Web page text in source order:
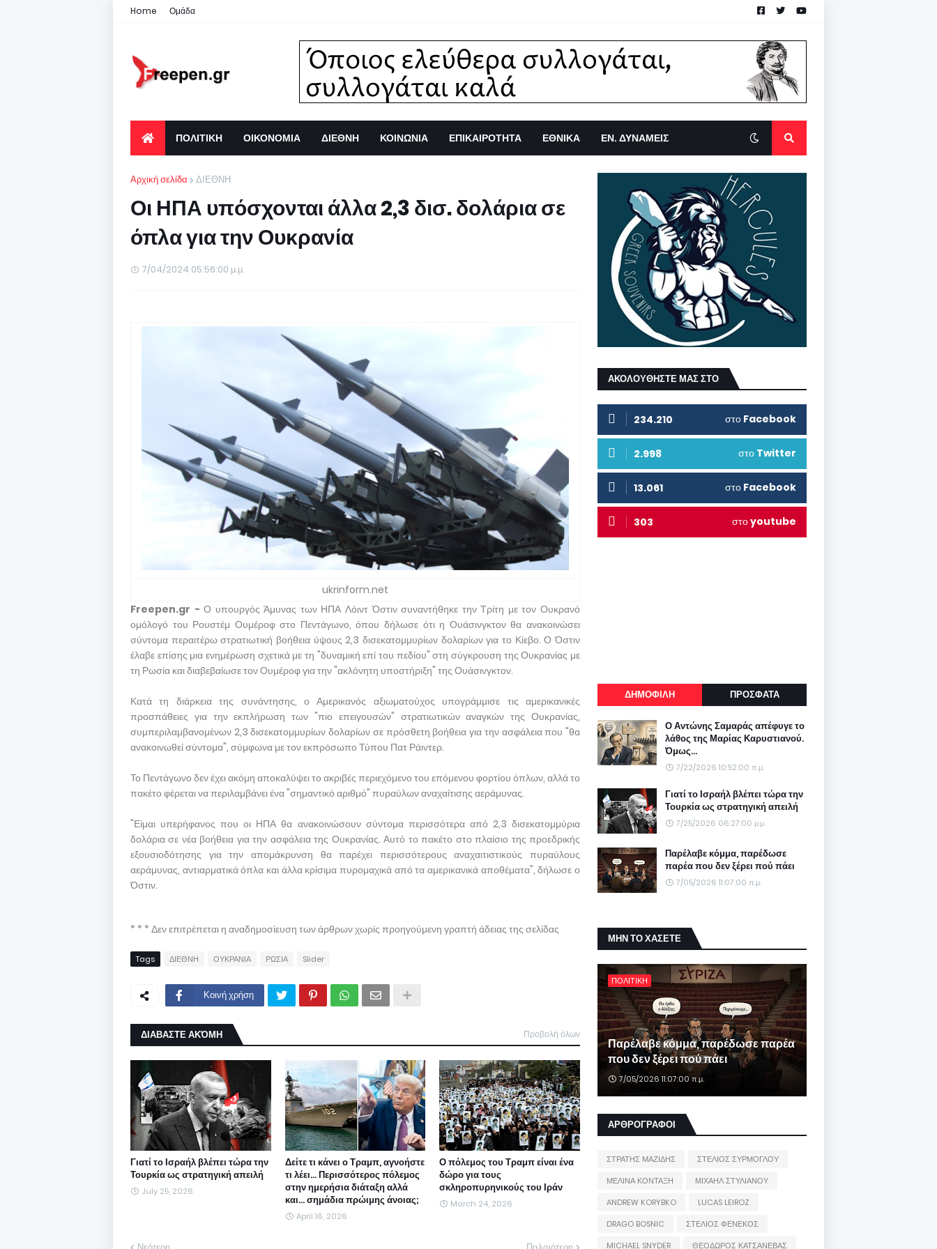
Home Ομάδα
ΠΟΛΙΤΙΚΗ ΟΙΚΟΝΟΜΙΑ ΔΙΕΘΝΗ ΚΟΙΝΩΝΙΑ ΕΠΙΚΑΙΡΟΤΗΤΑ ΕΘΝΙΚΑ ΕΝ. ΔΥΝΑΜΕΙΣ
Αρχική σελίδα ΔΙΕΘΝΗ
Οι ΗΠΑ υπόσχονται άλλα 2,3 δισ. δολάρια σε
όπλα για την Ουκρανία
7/04/2024 05:56:00 μ.μ.
ukrinform.net
Freepen.gr - Ο υπουργός Άμυνας των ΗΠΑ Λόιντ Όστιν συναντήθηκε την Τρίτη με τον Ουκρανό
ομόλογό του Ρουστέμ Ουμέροφ στο Πεντάγωνο, όπου δήλωσε ότι η Ουάσινγκτον θα ανακοινώσει
σύντομα περαιτέρω στρατιωτική βοήθεια ύψους 2,3 δισεκατομμυρίων δολαρίων για το Κίεβο. Ο Όστιν
έλαβε επίσης μια ενημέρωση σχετικά με τη "δυναμική επί του πεδίου" στη σύγκρουση της Ουκρανίας με
τη Ρωσία και διαβεβαίωσε τον Ουμέροφ για την "ακλόνητη υποστήριξη" της Ουάσινγκτον.
Κατά τη διάρκεια της συνάντησης, ο Αμερικανός αξιωματούχος υπογράμμισε τις αμερικανικές
προσπάθειες για την εκπλήρωση των "πιο επειγουσών" στρατιωτικών αναγκών της Ουκρανίας,
συμπεριλαμβανομένων 2,3 δισεκατομμυρίων δολαρίων σε πρόσθετη βοήθεια για την ασφάλεια που "θα
ανακοινωθεί σύντομα", σύμφωνα με τον εκπρόσωπο Τύπου Πατ Ράιντερ.
Το Πεντάγωνο δεν έχει ακόμη αποκαλύψει το ακριβές περιεχόμενο του επόμενου φορτίου όπλων, αλλά το
πακέτο φέρεται να περιλαμβάνει ένα "σημαντικό αριθμό" πυραύλων αναχαίτισης αεράμυνας.
"Είμαι υπερήφανος που οι ΗΠΑ θα ανακοινώσουν σύντομα περισσότερα από 2,3 δισεκατομμύρια
δολάρια σε νέα βοήθεια για την ασφάλεια της Ουκρανίας. Αυτό το πακέτο στο πλαίσιο της προεδρικής
εξουσιοδότησης για την απομάκρυνση θα παρέχει περισσότερους αναχαιτιστικούς πυραύλους
αεράμυνας, αντιαρματικά όπλα και άλλα κρίσιμα πυρομαχικά από τα αμερικανικά αποθέματα", δήλωσε ο
Όστιν.
* * * Δεν επιτρέπεται η αναδημοσίευση των άρθρων χωρίς προηγούμενη γραπτή άδειας της σελίδας
Tags ΔΙΕΘΝΗ ΟΥΚΡΑΝΙΑ ΡΩΣΙΑ Slider
Κοινή χρήση
ΔΙΑΒΑΣΤΕ ΑΚΌΜΗ Προβολή όλων
Γιατί το Ισραήλ βλέπει τώρα την
Τουρκία ως στρατηγική απειλή
July 25, 2026
Δείτε τι κάνει ο Τραμπ, αγνοήστε
τι λέει... Περισσότερος πόλεμος
στην ημερήσια διάταξη αλλά
και... σημάδια πρώιμης άνοιας;
April 16, 2026
Ο πόλεμος του Τραμπ είναι ένα
δώρο για τους
σκληροπυρηνικούς του Ιράν
March 24, 2026
ΑΚΟΛΟΥΘΗΣΤΕ ΜΑΣ ΣΤΟ
234.210 στο Facebook
2.998 στο Twitter
13.061 στο Facebook
303 στοyoutube
ΔΗΜΟΦΙΛΗ ΠΡΟΣΦΑΤΑ
Ο Αντώνης Σαμαράς απέφυγε το
λάθος της Μαρίας Καρυστιανού.
Όμως...
7/22/2026 10:52:00 π.μ.
Γιατί το Ισραήλ βλέπει τώρα την
Τουρκία ως στρατηγική απειλή
7/25/2026 06:27:00 μ.μ.
Παρέλαβε κόμμα, παρέδωσε
παρέα που δεν ξέρει πού πάει
7/05/2026 11:07:00 π.μ.
ΜΗΝ ΤΟ ΧΑΣΕΤΕ
ΠΟΛΙΤΙΚΗ
Παρέλαβε κόμμα, παρέδωσε παρέα
που δεν ξέρει πού πάει
7/05/2026 11:07:00 π.μ.
ΑΡΘΡΟΓΡΑΦΟΙ
ΣΤΡΑΤΗΣ ΜΑΖΙΔΗΣ
ΣΤΕΛΙΟΣ ΣΥΡΜΟΓΛΟΥ
ΜΕΛΙΝΑ ΚΟΝΤΑΞΗ
ΜΙΧΑΗΛ ΣΤΥΛΙΑΝΟΥ
ANDREW KORYBKO
LUCAS LEIROZ
DRAGO BOSNIC
ΣΤΕΛΙΟΣ ΦΕΝΕΚΟΣ
MICHAEL SNYDER
ΘΕΟΔΩΡΟΣ ΚΑΤΣΑΝΕΒΑΣ